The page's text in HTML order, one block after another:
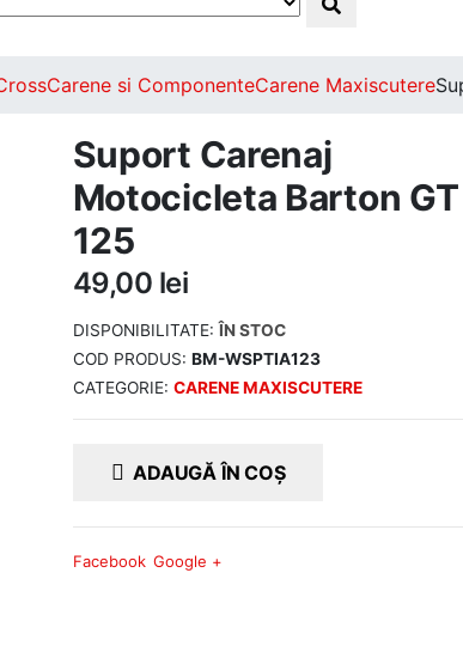
Carene si ComponenteCarene Maxiscutere
Suport Carenaj
Motocicleta Barton GT
125
49,00 lei
DISPONIBILITATE: ÎN STOC
COD PRODUS: BM-WSPTIA123
CATEGORIE: CARENE MAXISCUTERE
ADAUGĂ ÎN COȘ
Facebook Google +